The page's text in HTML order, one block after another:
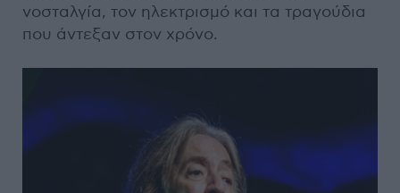
νοσταλγία, τον ηλεκτρισμό και τα τραγούδια
που άντεξαν στον χρόνο.